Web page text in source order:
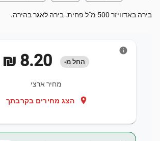
בירה באדוויזר 500 מ"ל פחית. בירה לאגר בהירה.
החל מ-
מחיר ארצי
location_on הצג מחירים בקרבתך
info